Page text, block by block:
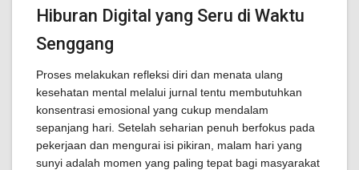
Hiburan Digital yang Seru di Waktu
Senggang
Proses melakukan refleksi diri dan menata ulang
kesehatan mental melalui jurnal tentu membutuhkan
konsentrasi emosional yang cukup mendalam
sepanjang hari. Setelah seharian penuh berfokus pada
pekerjaan dan mengurai isi pikiran, malam hari yang
sunyi adalah momen yang paling tepat bagi masyarakat